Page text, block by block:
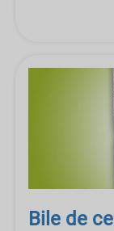
Bile de